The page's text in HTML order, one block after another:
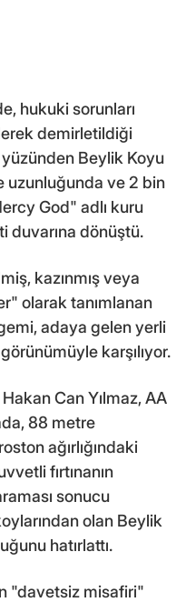
hukuki sorunları
demirletildiği
yüzünden Beylik Koyu
uzunluğunda ve 2 bin
God" adlı kuru
duvarına dönüştü.
kazınmış veya
olarak tanımlanan
adaya gelen yerli
karşılıyor.
Can Yılmaz, AA
88 metre
ağırlığındaki
fırtınanın
sonucu
olan Beylik
hatırlattı.
"davetsiz misafiri"